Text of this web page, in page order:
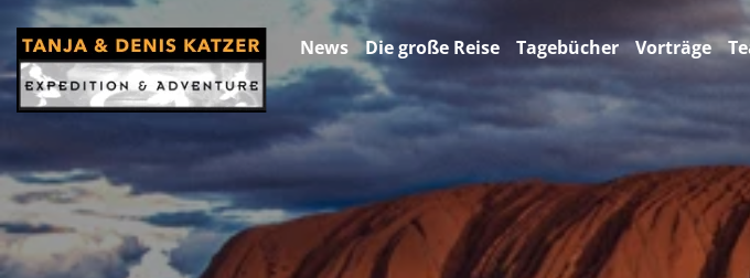
News Die große Reise Tagebücher Vorträge